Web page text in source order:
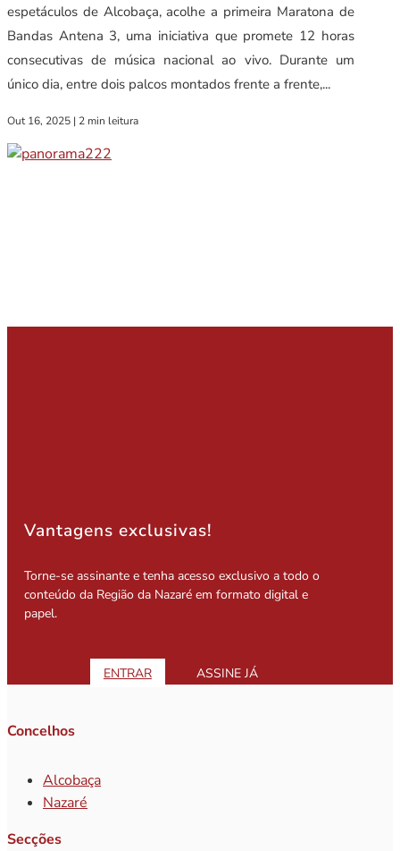
espetáculos de Alcobaça, acolhe a primeira Maratona de
Bandas Antena 3, uma iniciativa que promete 12 horas
consecutivas de música nacional ao vivo. Durante um
único dia, entre dois palcos montados frente a frente,...
Out 16, 2025 | 2 min leitura
Vantagens exclusivas!
Torne-se assinante e tenha acesso exclusivo a todo o
conteúdo da Região da Nazaré em formato digital e
papel.
ENTRAR ASSINE JÁ
Concelhos
Alcobaça
Nazaré
Secções